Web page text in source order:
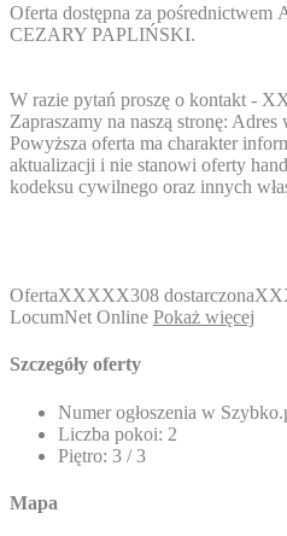
Oferta dostępna za
CEZARY PAPLIŃSKI.
W razie pytań proszę o kontakt -
Zapraszamy na naszą stronę: Adres
Powyższa oferta ma charakter
aktualizacji i nie stanowi oferty
kodeksu cywilnego oraz innych
OfertaXXXXX308 dostarczona
LocumNet Online Pokaż więcej
Szczegóły oferty
Numer ogłoszenia w
Liczba pokoi: 2
Piętro: 3 / 3
Mapa